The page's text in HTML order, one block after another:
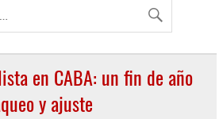
en CABA: un fin de año
y ajuste